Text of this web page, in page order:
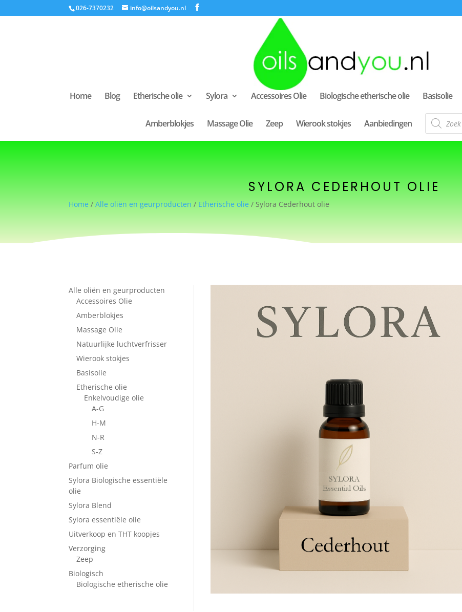
026-7370232 info@oilsandyou.nl
Home Blog Etherische olie Sylora Accessoires Olie Biologische etherische olie Basisolie
Amberblokjes Massage Olie Zeep Wierook stokjes Aanbiedingen
Producten
zoeken
SYLORA CEDERHOUT OLIE
Home /Alle oliën en geurproducten / Etherische olie / Sylora Cederhout olie
Alle oliën en geurproducten
Accessoires Olie
Amberblokjes
Massage Olie
Natuurlijke luchtverfrisser
Wierook stokjes
Basisolie
Etherische olie
Enkelvoudige olie
A-G
H-M
N-R
S-Z
Parfum olie
Sylora Biologische essentiële
olie
Sylora Blend
Sylora essentiële olie
Uitverkoop en THT koopjes
Verzorging
Zeep
Biologisch
Biologische etherische olie